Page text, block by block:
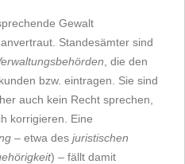
Gewalt
Standesämter sind
, die den
bzw. eintragen. Sie sind
auch kein Recht sprechen,
korrigieren. Eine
– etwa des juristischen
) – fällt damit